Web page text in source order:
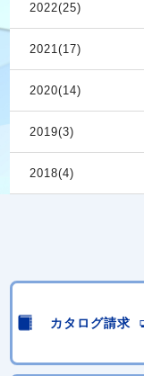
2022(25)
2021(17)
2020(14)
2019(3)
2018(4)
カタログ請求